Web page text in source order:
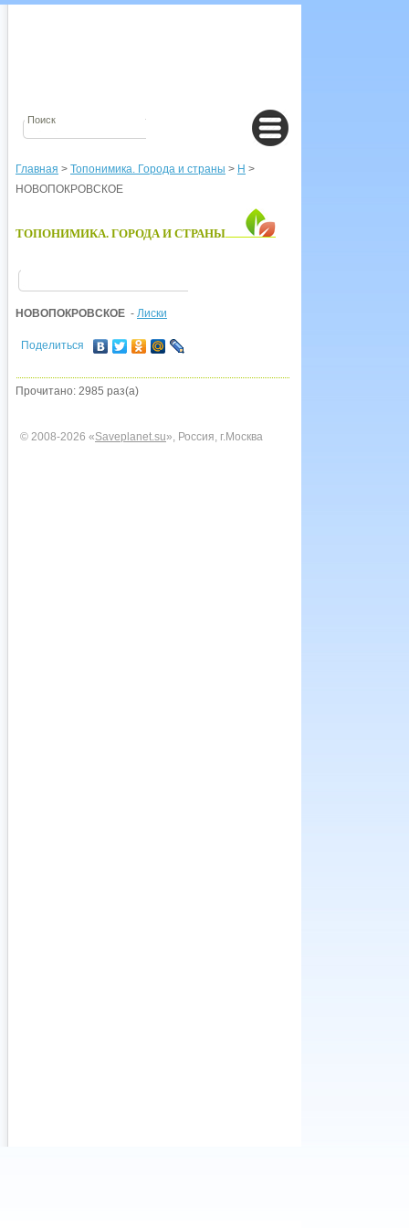
Главная > Топонимика. Города и страны > Н >
НОВОПОКРОВСКОЕ
ТОПОНИМИКА. ГОРОДА И СТРАНЫ
НОВОПОКРОВСКОЕ - Лиски
Поделиться
Прочитано: 2985 раз(а)
© 2008-2026 «Saveplanet.su», Россия, г.Москва